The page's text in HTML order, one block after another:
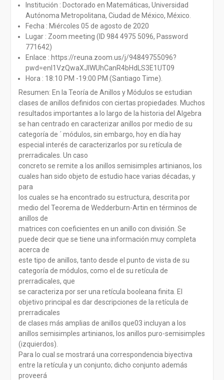
Institución : Doctorado en Matemáticas, Universidad
Autónoma Metropolitana, Ciudad de México, México.
Fecha : Miércoles 05 de agosto de 2020
Lugar : Zoom meeting (ID 984 4975 5096, Password
771642)
Enlace : https://reuna.zoom.us/j/94849755096?
pwd=enl1VzQwaXJlWUhCanR4bHdLS3E1UT09
Hora : 18:10 PM -19:00 PM (Santiago Time).
Resumen: En la Teoría de Anillos y Módulos se estudian
clases de anillos definidos con ciertas propiedades. Muchos
resultados importantes a lo largo de la historia del Algebra
se han centrado en caracterizar anillos por medio de su
categoría de ´ módulos, sin embargo, hoy en día hay
especial interés de caracterizarlos por su retícula de
prerradicales. Un caso
concreto se remite a los anillos semisimples artinianos, los
cuales han sido objeto de estudio hace varias décadas, y
para
los cuales se ha encontrado su estructura, descrita por
medio del Teorema de Wedderburn-Artin en términos de
anillos de
matrices con coeficientes en un anillo con división. Se
puede decir que se tiene una información muy completa
acerca de
este tipo de anillos, tanto desde el punto de vista de su
categoría de módulos, como el de su retícula de
prerradicales, que
se caracteriza por ser una retícula booleana finita. El
objetivo principal es dar descripciones de la retícula de
prerradicales
de clases más amplias de anillos que03 incluyan a los
anillos semisimples artinianos, los anillos puro-semisimples
(izquierdos).
Para lo cual se mostrará una correspondencia biyectiva
entre la retícula y un conjunto; dicho conjunto además
proveerá